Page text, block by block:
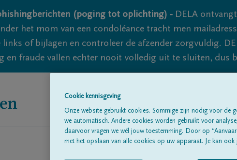
(poging tot oplichting) - DELA
het mom van een condoléance tracht men
links of bijlagen en controleer de afzender zorgvuldig.
en fraude vallen echter nooit volledig uit te sluiten, dus
Cookie kennisgeving
Onze website gebruikt cookies. Sommige zijn nodig voor de
we automatisch. Andere cookies worden gebruikt voor
daarvoor vragen we wél jouw toestemming. Door op
met het opslaan van alle cookies op uw apparaat. Je kan ook